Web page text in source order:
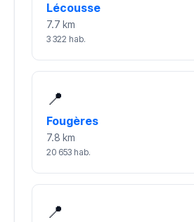
Lécousse
7.7 km
3 322 hab.
📍
Fougères
7.8 km
20 653 hab.
📍